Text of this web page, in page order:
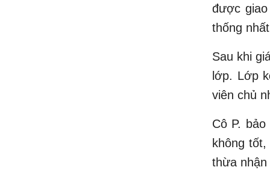
được
thống
Sau khi
lớp. Lớp
viên chủ
Cô P.
không
thừa